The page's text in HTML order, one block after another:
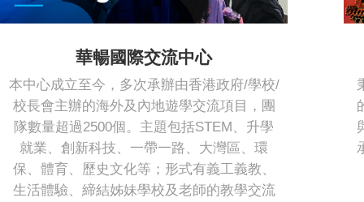
華暢國際交流中心
本中心成立至今，多次承辦由香港政府/學校/
校長會主辦的海外及內地遊學交流項目，團
隊數量超過2500個。主題包括STEM、升學
就業、創新科技、一帶一路、大灣區、環
保、體育、歷史文化等；形式有義工義教、
生活體驗、締結姊妹學校及老師的教學交流